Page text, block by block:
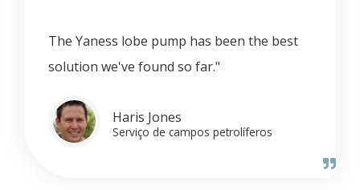
The Yaness lobe pump has been the best
solution we've found so far."
Haris Jones
Serviço de campos petrolíferos